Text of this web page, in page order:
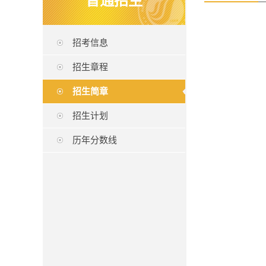
招考信息
招生章程
招生简章
招生计划
历年分数线